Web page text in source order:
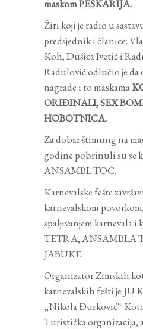
maskom PEŠKARIJA.
Žiri koji je radio u
predsjednik i članice:
Koh, Dušica Ivetić i
Radulović odlučio je da
nagrade i to maskama
ORIĐINALI, SEX
HOBOTNICA.
Za dobar štimung na
godine pobrinuli su se
ANSAMBL TOĆ.
Karnevalske fešte
karnevalskom
spaljivanjem karnevala i
TETRA, ANSAMBLA
JABUKE.
Organizator Zimskih
karnevalskih fešti je JU
„Nikola Đurković“
Turistička organizacija,